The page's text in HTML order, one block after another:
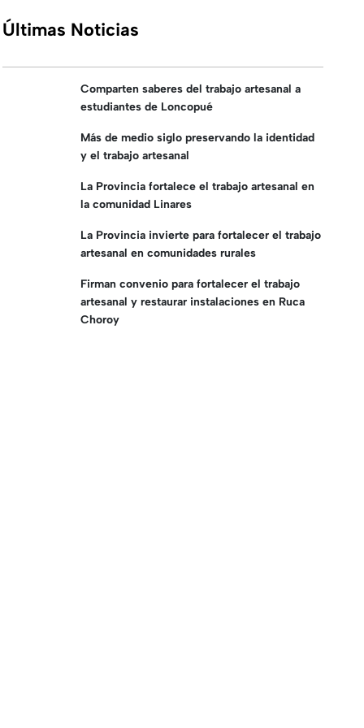
Últimas Noticias
Comparten saberes del trabajo artesanal a
estudiantes de Loncopué
Más de medio siglo preservando la identidad
y el trabajo artesanal
La Provincia fortalece el trabajo artesanal en
la comunidad Linares
La Provincia invierte para fortalecer el trabajo
artesanal en comunidades rurales
Firman convenio para fortalecer el trabajo
artesanal y restaurar instalaciones en Ruca
Choroy